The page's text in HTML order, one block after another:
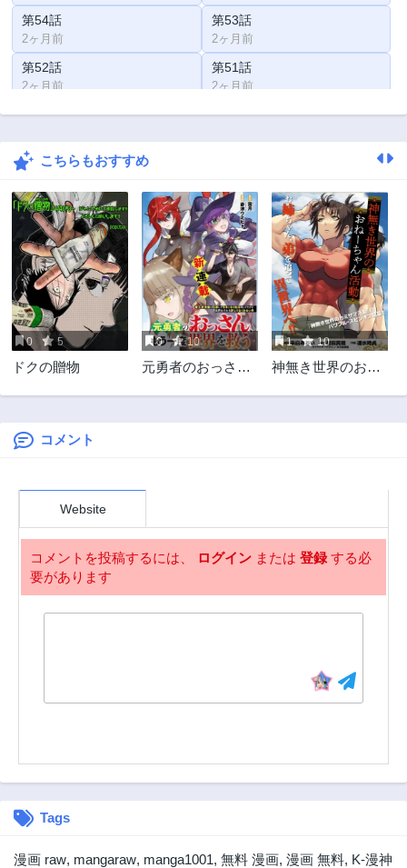
第54話
2ヶ月前
第53話
2ヶ月前
第52話
2ヶ月前
第51話
2ヶ月前
第50話 第49話
第48話
第46話
2ヶ月前
第45話
2ヶ月前
第44話
2ヶ月前
第43話
2ヶ月前
第42話
2ヶ月前
第41話
2ヶ月前
第40話
2ヶ月前
第39話
2ヶ月前
第38話 第37話
第36話
第34話
2ヶ月前
第32話
2ヶ月前
第31話
2ヶ月前
第30話
2年前 2年前
第20話
こちらもおすすめ
0 5
ドクの贈物
0 10
元勇者のおっさ
1 10
神無き世界のおね
コメント
Website
コメントを投稿するには、 ログイン または 登録する必
要があります
Tags
漫画 raw, mangaraw, manga1001, 無料 漫画, 漫画 無料, K-漫神